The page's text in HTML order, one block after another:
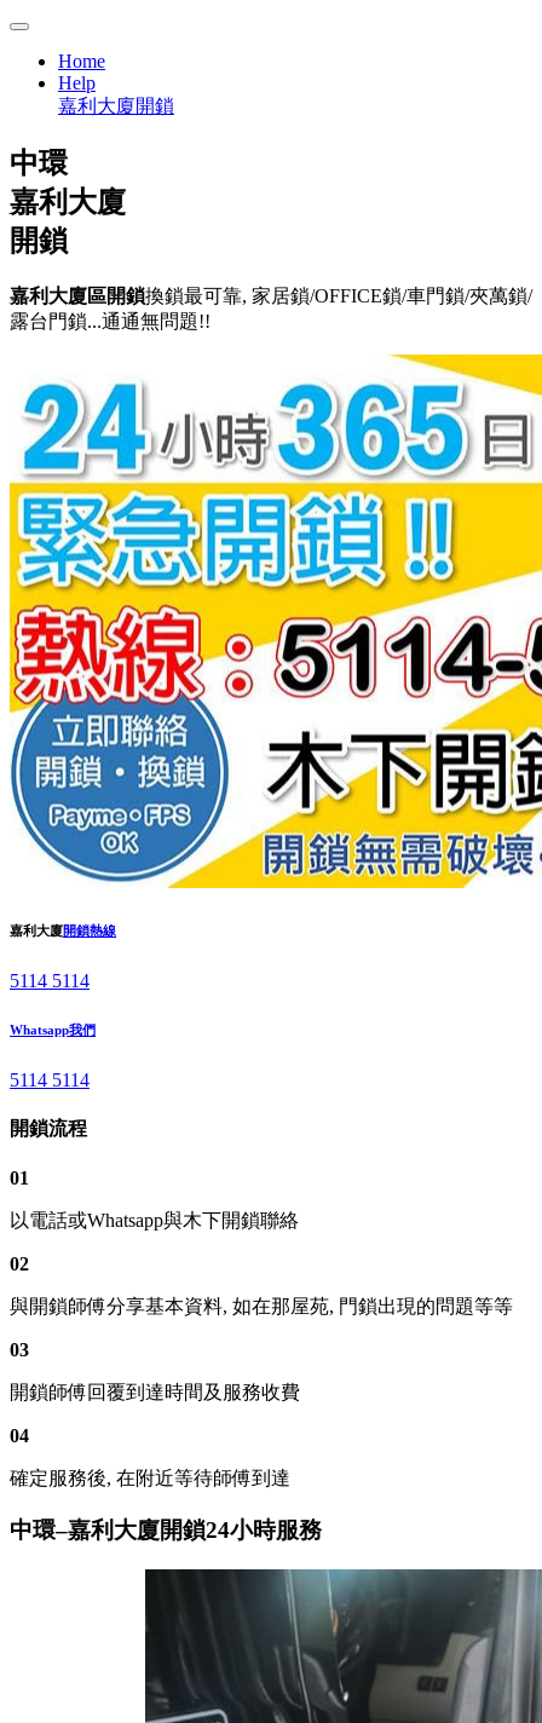
Home
Help
嘉利大廈開鎖
中環
嘉利大廈
開鎖
嘉利大廈區開鎖換鎖最可靠, 家居鎖/OFFICE鎖/車門鎖/夾萬鎖/
露台門鎖...通通無問題!!
嘉利大廈開鎖熱線
5114 5114
Whatsapp我們
5114 5114
開鎖流程
01
以電話或Whatsapp與木下開鎖聯絡
02
與開鎖師傅分享基本資料, 如在那屋苑, 門鎖出現的問題等等
03
開鎖師傅回覆到達時間及服務收費
04
確定服務後, 在附近等待師傅到達
中環–嘉利大廈開鎖24小時服務